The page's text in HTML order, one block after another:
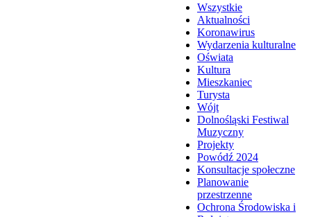
Wszystkie
Aktualności
Koronawirus
Wydarzenia kulturalne
Oświata
Kultura
Mieszkaniec
Turysta
Wójt
Dolnośląski Festiwal
Muzyczny
Projekty
Powódź 2024
Konsultacje społeczne
Planowanie
przestrzenne
Ochrona Środowiska i